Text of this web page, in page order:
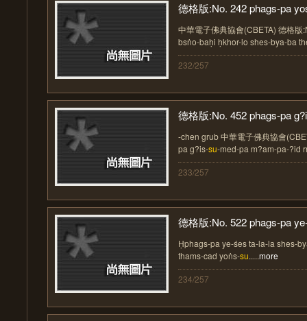
德格版:No. 242 phags-pa
中華電子佛典協會(CBETA) 德格
bsṅo-baḥi ḥkhor-lo shes-bya-ba
232/257
德格版:No. 452 phags-pa
-chen grub 中華電子佛典協會
pa g?is-su-med-pa m?am-pa-?id
233/257
德格版:No. 522 phags-pa
Ḥphags-pa ye-śes ta-la-la shes-
thams-cad yoṅs-su.....more
234/257